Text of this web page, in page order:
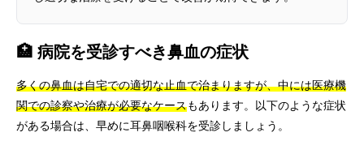
🏥 病院を受診すべき鼻血の症状
多くの鼻血は自宅での適切な止血で治まりますが、中には医療機
関での診察や治療が必要なケースもあります。以下のような症状
がある場合は、早めに耳鼻咽喉科を受診しましょう。